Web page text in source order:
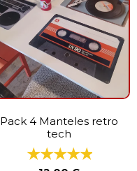
Pack 4 Manteles retro
tech